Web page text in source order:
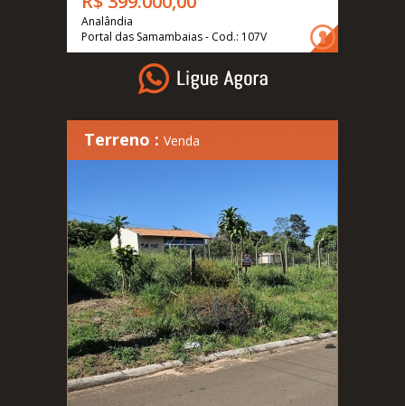
Analândia
Portal das Samambaias - Cod.: 107V
Terreno : Venda